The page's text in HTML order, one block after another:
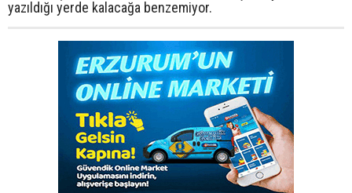
yazıldığı yerde kalacağa benzemiyor.